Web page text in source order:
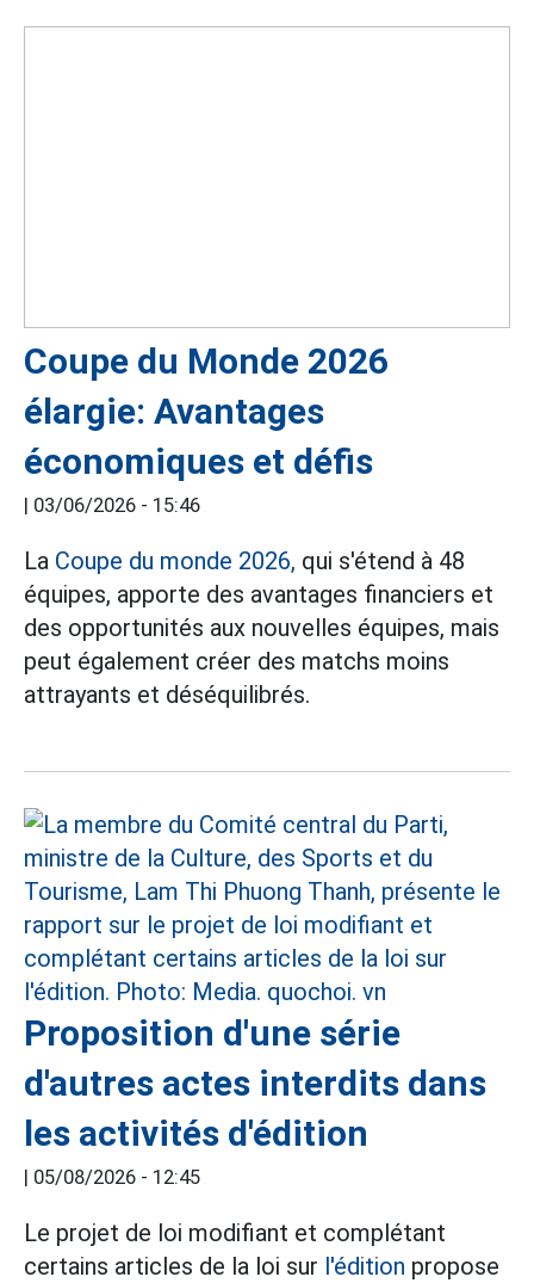
Coupe du Monde 2026
élargie: Avantages
économiques et défis
| 03/06/2026 - 15:46
La Coupe du monde 2026, qui s'étend à 48
équipes, apporte des avantages financiers et
des opportunités aux nouvelles équipes, mais
peut également créer des matchs moins
attrayants et déséquilibrés.
Proposition d'une série
d'autres actes interdits dans
les activités d'édition
| 05/08/2026 - 12:45
Le projet de loi modifiant et complétant
certains articles de la loi sur l'édition propose